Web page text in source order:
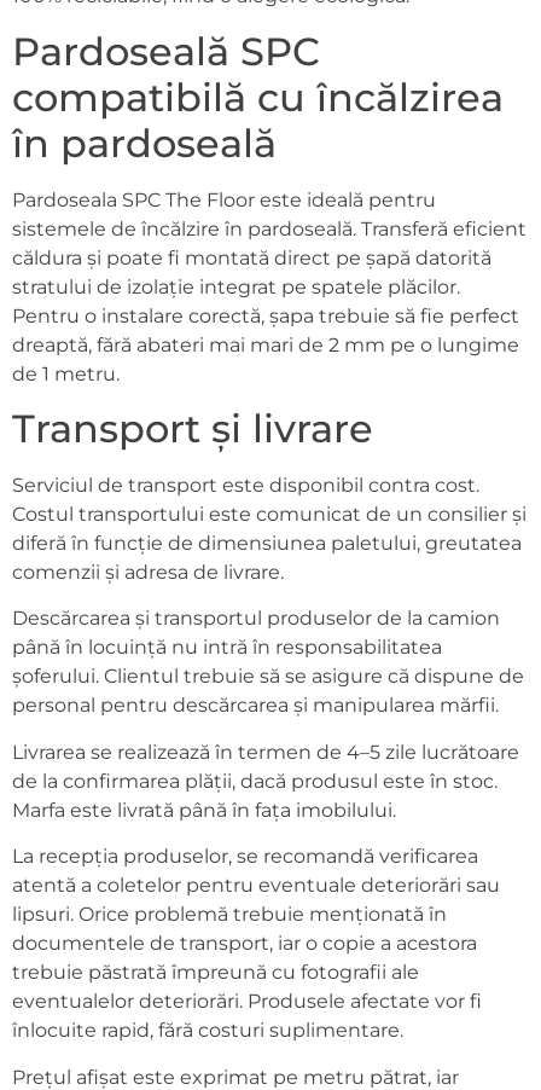
Pardoseală SPC
compatibilă cu încălzirea
în pardoseală
Pardoseala SPC The Floor este ideală pentru
sistemele de încălzire în pardoseală. Transferă eficient
căldura și poate fi montată direct pe șapă datorită
stratului de izolație integrat pe spatele plăcilor.
Pentru o instalare corectă, șapa trebuie să fie perfect
dreaptă, fără abateri mai mari de 2 mm pe o lungime
de 1 metru.
Transport și livrare
Serviciul de transport este disponibil contra cost.
Costul transportului este comunicat de un consilier și
diferă în funcție de dimensiunea paletului, greutatea
comenzii și adresa de livrare.
Descărcarea și transportul produselor de la camion
până în locuință nu intră în responsabilitatea
șoferului. Clientul trebuie să se asigure că dispune de
personal pentru descărcarea și manipularea mărfii.
Livrarea se realizează în termen de 4–5 zile lucrătoare
de la confirmarea plății, dacă produsul este în stoc.
Marfa este livrată până în fața imobilului.
La recepția produselor, se recomandă verificarea
atentă a coletelor pentru eventuale deteriorări sau
lipsuri. Orice problemă trebuie menționată în
documentele de transport, iar o copie a acestora
trebuie păstrată împreună cu fotografii ale
eventualelor deteriorări. Produsele afectate vor fi
înlocuite rapid, fără costuri suplimentare.
Prețul afișat este exprimat pe metru pătrat, iar